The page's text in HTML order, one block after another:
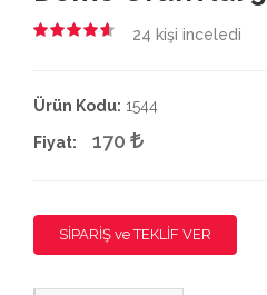
24 kişi inceledi
Ürün Kodu: 1544
Fiyat: 170
SİPARİŞ ve TEKLİF VER